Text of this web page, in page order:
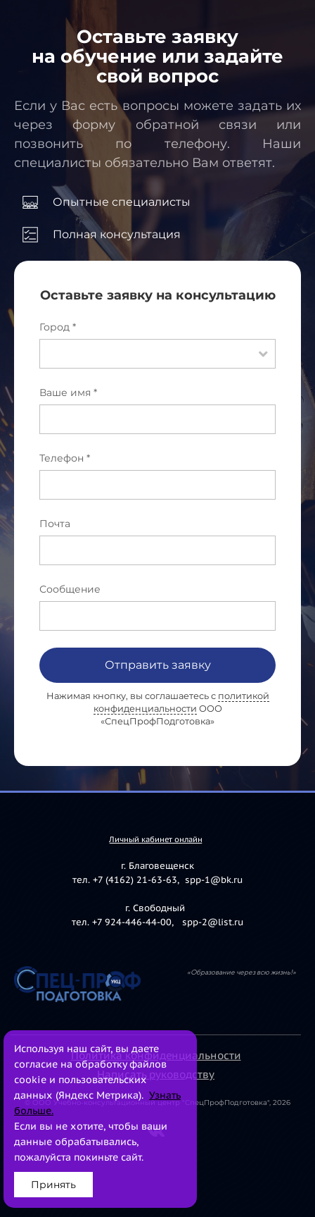
Оставьте заявку
на обучение или задайте
свой вопрос
Если у Вас есть вопросы можете задать их
через форму обратной связи или
позвонить по телефону. Наши
специалисты обязательно Вам ответят.
Опытные специалисты
Полная консультация
Оставьте заявку на консультацию
Город *
Ваше имя *
Телефон *
Почта
Сообщение
Отправить заявку
Нажимая кнопку, вы соглашаетесь с политикой
конфиденциальности ООО
«СпецПрофПодготовка»
Личный кабинет онлайн
г. Благовещенск
тел. +7 (4162) 21-63-63, spp-1@bk.ru
г. Свободный
тел. +7 924-446-44-00, spp-2@list.ru
«Образование через всю жизнь!»
Политика конфиденциальности
Написать руководству
© ООО Учебно-консультационный центр "СпецПрофПодготовка", 2026
Используя наш сайт, вы даете
согласие на обработку файлов
cookie и пользовательских
данных (Яндекс Метрика). Узнать
больше.
Если вы не хотите, чтобы ваши
данные обрабатывались,
пожалуйста покиньте сайт.
Принять